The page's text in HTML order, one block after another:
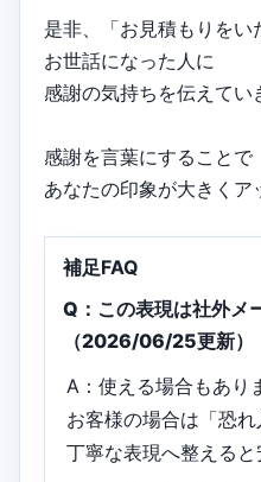
是非、「お見積もりをい
お世話になった人に
感謝の気持ちを伝えてい
感謝を言葉にすることで
あなたの印象が大きくア
補足FAQ
Q：この表現は社外メ
（2026/06/25更新）
A：使える場合もあり
お客様の場合は「恐
丁寧な表現へ整えると